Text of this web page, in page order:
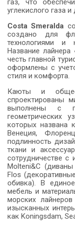
газ, что
углекислого газа
Costa Smeralda
создано для
технологиями и
Название
честь главной
оформлены с
стиля и комфорта.
Каюты и
спроектированы
выполнены с
геометрических
которых названа
Венеция,
подлинность
ткани и
сотрудничестве с
Molteni&C
Flos
обивка). В
мебель и
морских
изысканных
как Koningsdam,